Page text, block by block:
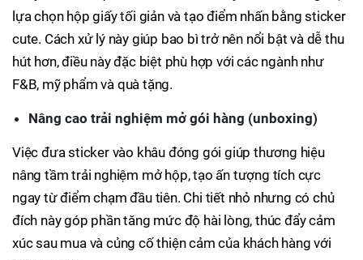
lựa chọn hộp giấy tối giản và tạo điểm nhấn bằng sticker
cute. Cách xử lý này giúp bao bì trở nên nổi bật và dễ thu
hút hơn, điều này đặc biệt phù hợp với các ngành như
F&B, mỹ phẩm và quà tặng.
Nâng cao trải nghiệm mở gói hàng (unboxing)
Việc đưa sticker vào khâu đóng gói giúp thương hiệu
nâng tầm trải nghiệm mở hộp, tạo ấn tượng tích cực
ngay từ điểm chạm đầu tiên. Chi tiết nhỏ nhưng có chủ
đích này góp phần tăng mức độ hài lòng, thúc đẩy cảm
xúc sau mua và củng cố thiện cảm của khách hàng với